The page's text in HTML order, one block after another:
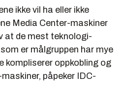
ikke vil ha eller ikke
Media Center-maskiner
at de mest teknologi-
er målgruppen har mye
kompliserer oppkobling og
påpeker IDC-